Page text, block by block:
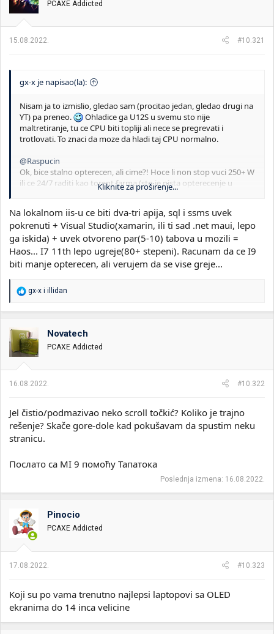
a
n
:
PCAXE Addicted
15.08.2022. #10.321
gx-x je napisao(la):
Nisam ja to izmislio, gledao sam (procitao jedan, gledao drugi na
YT) pa preneo.
Ohladice ga U12S u svemu sto nije
maltretiranje, tu ce CPU biti topliji ali nece se pregrevati i
trotlovati. To znaci da moze da hladi taj CPU normalno.
@Raspucin
Ok, bice stalno opterecen, ali cime?! Hoce li non stop vuci 250+ W
ili ce 24/7 raditi kao torent farma (sto je nista opterecenje u
odnosu na 24/7 render 3d scena). Ako je za render, 240mm AIO
kazem, najbolje je da uzmes onaj umetak za soket lga 1700, kosta
~10e i skida 5C jer kuler mnogo bolje prijanja na CPU.
Kliknite za proširenje...
Na lokalnom iis-u ce biti dva-tri apija, sql i ssms uvek
pokrenuti + Visual Studio(xamarin, ili ti sad .net maui, lepo
ga iskida) + uvek otvoreno par(5-10) tabova u mozili =
Haos... I7 11th lepo ugreje(80+ stepeni). Racunam da ce I9
biti manje opterecen, ali verujem da se vise greje...
R
o
v
a
n
:
gx-x i illidan
Novatech
PCAXE Addicted
16.08.2022. #10.322
Jel čistio/podmazivao neko scroll točkić? Koliko je trajno
rešenje? Skače gore-dole kad pokušavam da spustim neku
stranicu.
Послато са MI 9 помоћу Тапатока
Poslednja izmena: 16.08.2022.
Pinocio
PCAXE Addicted
17.08.2022. #10.323
Koji su po vama trenutno najlepsi laptopovi sa OLED
ekranima do 14 inca velicine